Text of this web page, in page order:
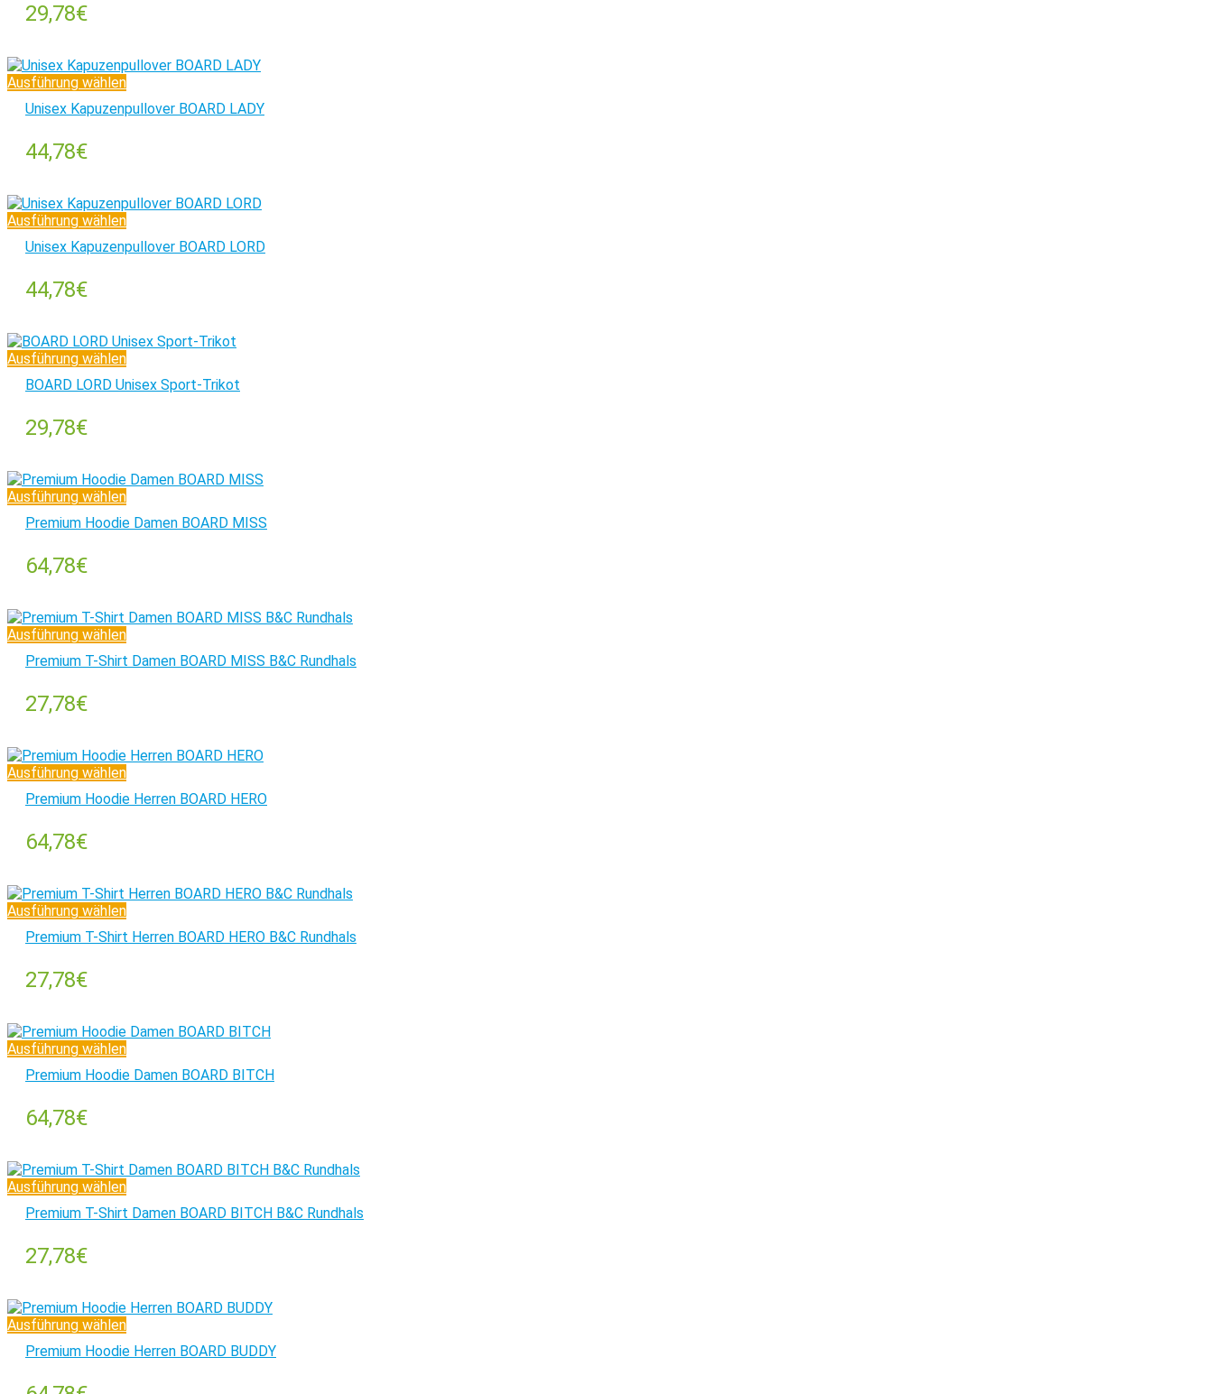
29,78€
Ausführung wählen
Unisex Kapuzenpullover BOARD LADY
44,78€
Ausführung wählen
Unisex Kapuzenpullover BOARD LORD
44,78€
Ausführung wählen
BOARD LORD Unisex Sport-Trikot
29,78€
Ausführung wählen
Premium Hoodie Damen BOARD MISS
64,78€
Ausführung wählen
Premium T-Shirt Damen BOARD MISS B&C Rundhals
27,78€
Ausführung wählen
Premium Hoodie Herren BOARD HERO
64,78€
Ausführung wählen
Premium T-Shirt Herren BOARD HERO B&C Rundhals
27,78€
Ausführung wählen
Premium Hoodie Damen BOARD BITCH
64,78€
Ausführung wählen
Premium T-Shirt Damen BOARD BITCH B&C Rundhals
27,78€
Ausführung wählen
Premium Hoodie Herren BOARD BUDDY